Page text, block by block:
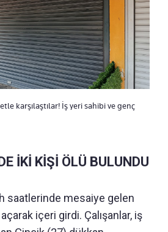
karşılaştılar! İş yeri sahibi ve genç
İKİ KİŞİ ÖLÜ BULUNDU
saatlerinde mesaiye gelen
içeri girdi. Çalışanlar, iş